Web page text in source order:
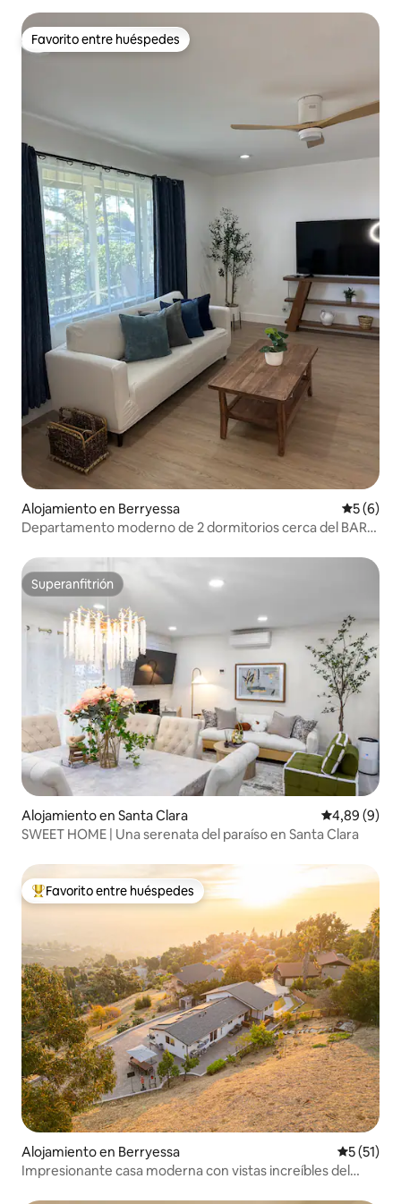
Favorito entre huéspedes
Favorito entre huéspedes
Alojamiento en Berryessa
5 (6)
Departamento moderno de 2 dormitorios cerca del BART,
Superanfitrión
Superanfitrión
Alojamiento en Santa Clara Calificación
4,89 (9)
SWEET HOME | Una serenata del paraíso en Santa Clara
Favorito entre los huéspedes más destacados
Favorito entre huéspedes
Alojamiento en Berryessa
5 (51)
Impresionante casa moderna con vistas increíbles del